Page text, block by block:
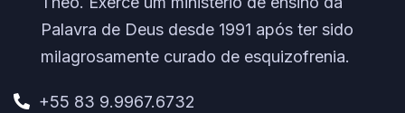
Palavra de Deus desde 1991 após ter sido
milagrosamente curado de esquizofrenia.
+55 83 9.9967.6732